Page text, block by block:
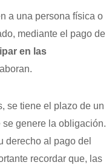
a una persona física o
mediante el pago de
en las
se tiene el plazo de un
genere la obligación.
derecho al pago del
recordar que, las